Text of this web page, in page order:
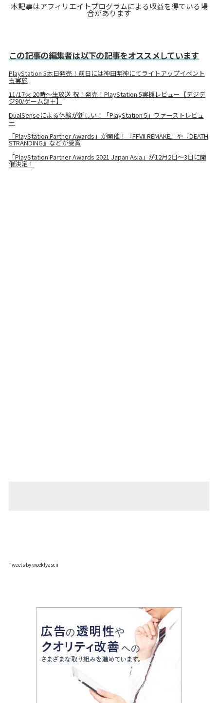
本記事はアフィリエイトプログラムによる収益を得ている場
合があります
この記事の編集者は以下の記事をオススメしています
PlayStation 5本日発売！前日には神田明神にてライトアップイベント
も実施
11/17火 20時～生放送 祝！発売！PlayStation 5実機レビュー【デジデ
ジ90/ゲーム部＋】
DualSenseによる体験が新しい！「PlayStation 5」ファーストレビュ
ー
「PlayStation Partner Awards」が開催！『FFVII REMAKE』や『DEATH
STRANDING』などが受賞
「PlayStation Partner Awards 2021 Japan Asia」が12月2日～3日に開
催決定！
Tweets by weeklyascii